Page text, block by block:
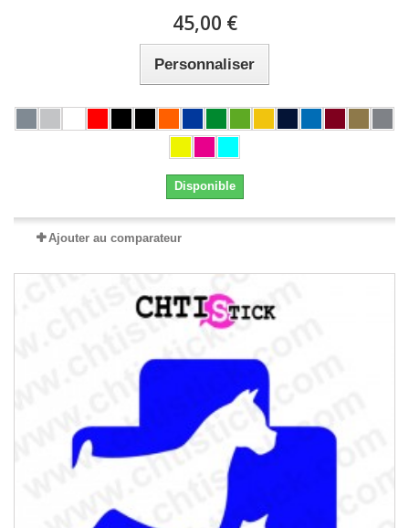
45,00 €
Personnaliser
Disponible
Ajouter au comparateur